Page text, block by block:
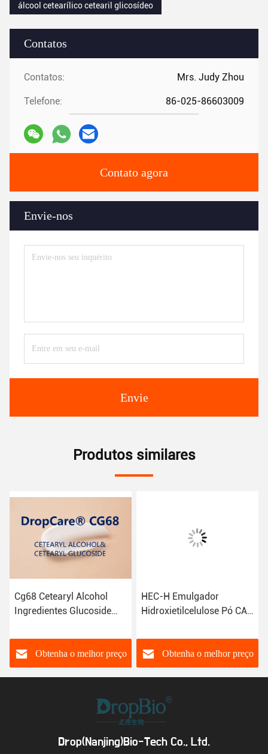
Contatos
Contatos: Mrs. Judy Zhou
Telefone: 86-025-86603009
Contato agora
Envie-nos
Envie
álcool cetearílico cetearil glicosídeo
Produtos similares
Cg68 Cetearyl Alcohol
Ingredientes Glucoside
27-0 Cas 246159-33-1
Obtenha o melhor preço
HEC-H Emulgador
Hidroxietilcelulose Pó CAS
Não Iônico
Obtenha o melhor preço
Drop(Nanjing)Bio-Tech Co., Ltd.